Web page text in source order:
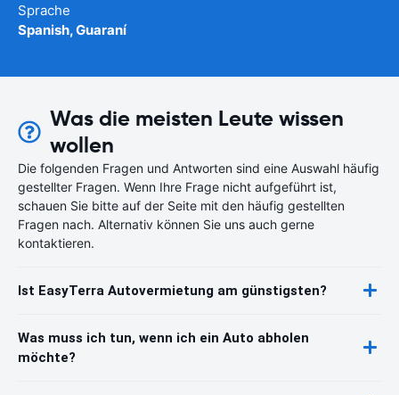
Sprache
Spanish, Guaraní
Was die meisten Leute wissen
wollen
Die folgenden Fragen und Antworten sind eine Auswahl häufig
gestellter Fragen. Wenn Ihre Frage nicht aufgeführt ist,
schauen Sie bitte auf der Seite mit den häufig gestellten
Fragen nach. Alternativ können Sie uns auch gerne
kontaktieren.
Ist EasyTerra Autovermietung am günstigsten?
Was muss ich tun, wenn ich ein Auto abholen
möchte?